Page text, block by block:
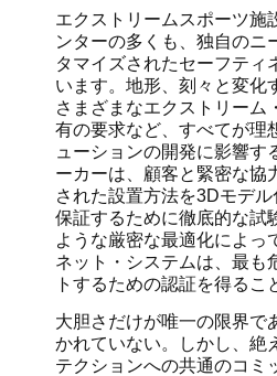
エクストリームスポーツ施
ンターの多くも、独自のニ
タマイズされたセーフティ
います。地形、刻々と変化
さまざまなエクストリーム
有の要求など、すべてが理
ューションの開発に影響す
ーカーは、顧客と緊密な協
された設置方法を3Dモデ
保証するために徹底的な試
ような厳密な最適化によっ
ネット・システムは、最も
トするための認証を得るこ
大胆さだけが唯一の限界で
かれていない。しかし、絶
テクションへの共通のコミ